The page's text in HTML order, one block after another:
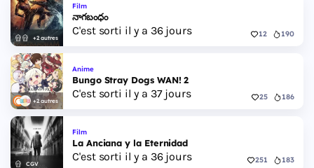
+2 autres
Film
నాగబంధం
C'est sorti il y a 36 jours 12 190
+2 autres
Anime
Bungo Stray Dogs WAN! 2
C'est sorti il y a 37 jours 25 186
CGV
Film
La Anciana y la Eternidad
C'est sorti il y a 36 jours 251 183